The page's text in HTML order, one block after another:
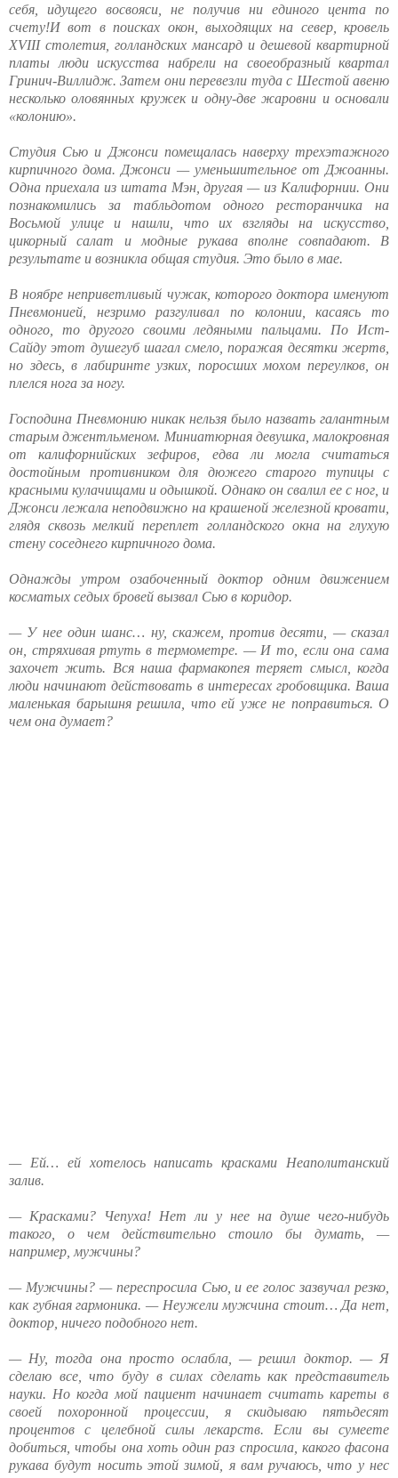
себя, идущего восвояси, не получив ни единого цента по
счету!И вот в поисках окон, выходящих на север, кровель
XVIII столетия, голландских мансард и дешевой квартирной
платы люди искусства набрели на своеобразный квартал
Гринич-Виллидж. Затем они перевезли туда с Шестой авеню
несколько оловянных кружек и одну-две жаровни и основали
«колонию».
Студия Сью и Джонси помещалась наверху трехэтажного
кирпичного дома. Джонси — уменьшительное от Джоанны.
Одна приехала из штата Мэн, другая — из Калифорнии. Они
познакомились за табльдотом одного ресторанчика на
Восьмой улице и нашли, что их взгляды на искусство,
цикорный салат и модные рукава вполне совпадают. В
результате и возникла общая студия. Это было в мае.
В ноябре неприветливый чужак, которого доктора именуют
Пневмонией, незримо разгуливал по колонии, касаясь то
одного, то другого своими ледяными пальцами. По Ист-
Сайду этот душегуб шагал смело, поражая десятки жертв,
но здесь, в лабиринте узких, поросших мохом переулков, он
плелся нога за ногу.
Господина Пневмонию никак нельзя было назвать галантным
старым джентльменом. Миниатюрная девушка, малокровная
от калифорнийских зефиров, едва ли могла считаться
достойным противником для дюжего старого тупицы с
красными кулачищами и одышкой. Однако он свалил ее с ног, и
Джонси лежала неподвижно на крашеной железной кровати,
глядя сквозь мелкий переплет голландского окна на глухую
стену соседнего кирпичного дома.
Однажды утром озабоченный доктор одним движением
косматых седых бровей вызвал Сью в коридор.
— У нее один шанс… ну, скажем, против десяти, — сказал
он, стряхивая ртуть в термометре. — И то, если она сама
захочет жить. Вся наша фармакопея теряет смысл, когда
люди начинают действовать в интересах гробовщика. Ваша
маленькая барышня решила, что ей уже не поправиться. О
чем она думает?
— Ей… ей хотелось написать красками Неаполитанский
залив.
— Красками? Чепуха! Нет ли у нее на душе чего-нибудь
такого, о чем действительно стоило бы думать, —
например, мужчины?
— Мужчины? — переспросила Сью, и ее голос зазвучал резко,
как губная гармоника. — Неужели мужчина стоит… Да нет,
доктор, ничего подобного нет.
— Ну, тогда она просто ослабла, — решил доктор. — Я
сделаю все, что буду в силах сделать как представитель
науки. Но когда мой пациент начинает считать кареты в
своей похоронной процессии, я скидываю пятьдесят
процентов с целебной силы лекарств. Если вы сумеете
добиться, чтобы она хоть один раз спросила, какого фасона
рукава будут носить этой зимой, я вам ручаюсь, что у нес